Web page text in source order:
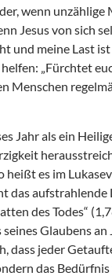
wenn unzählige
Jesus von sich
und meine Last
„Fürchtet
Menschen
Jahr als ein
heißt es im
das
des Todes“
Glaubens
dass jeder
das